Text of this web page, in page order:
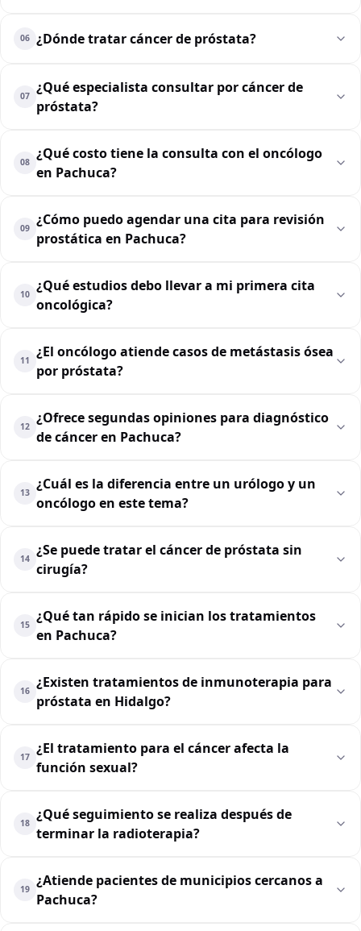
06 ¿Dónde tratar cáncer de próstata?
07
¿Qué especialista consultar por cáncer de
próstata?
08
¿Qué costo tiene la consulta con el oncólogo
en Pachuca?
09
¿Cómo puedo agendar una cita para revisión
prostática en Pachuca?
10
¿Qué estudios debo llevar a mi primera cita
oncológica?
11
¿El oncólogo atiende casos de metástasis ósea
por próstata?
12
¿Ofrece segundas opiniones para diagnóstico
de cáncer en Pachuca?
13
¿Cuál es la diferencia entre un urólogo y un
oncólogo en este tema?
14
¿Se puede tratar el cáncer de próstata sin
cirugía?
15
¿Qué tan rápido se inician los tratamientos
en Pachuca?
16
¿Existen tratamientos de inmunoterapia para
próstata en Hidalgo?
17
¿El tratamiento para el cáncer afecta la
función sexual?
18
¿Qué seguimiento se realiza después de
terminar la radioterapia?
19
¿Atiende pacientes de municipios cercanos a
Pachuca?